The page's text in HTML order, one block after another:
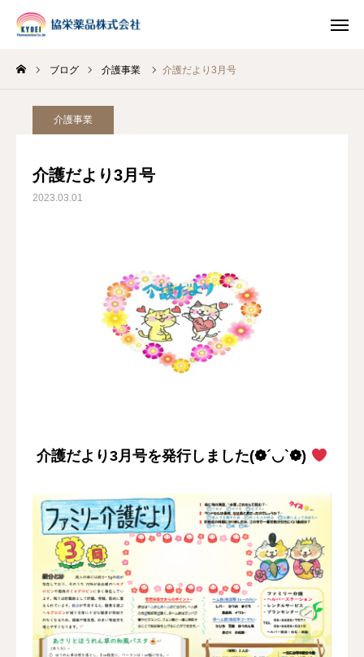
ブログ 介護事業 介護だより3月号
介護事業
介護だより3月号
2023.03.01
介護だより3月号を発行しました(❁´◡`❁)
INSTAGRAM
HOME